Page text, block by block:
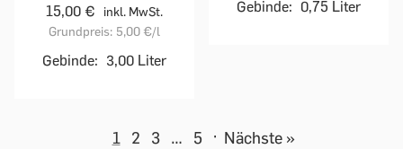
15,00 €
inkl. MwSt.
Grundpreis: 5,00 €/l
Gebinde: 3,00 Liter
Gebinde: 0,75 Liter
1 2 3 … 5 · Nächste »